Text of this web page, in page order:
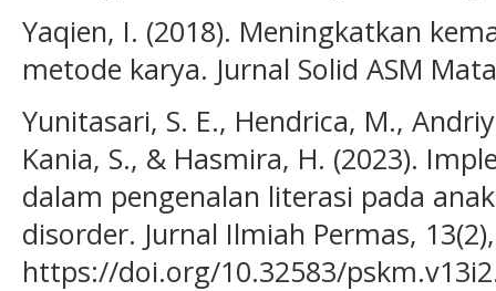
Yaqien, I. (2018). Meningkatkan
metode karya. Jurnal Solid ASM
Yunitasari, S. E., Hendrica, M.,
Kania, S., & Hasmira, H. (2023).
dalam pengenalan literasi pada
disorder. Jurnal Ilmiah Permas,
https://doi.org/10.32583/